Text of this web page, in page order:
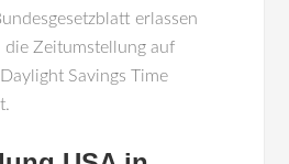
erlassen
Zeitumstellung auf
Savings Time